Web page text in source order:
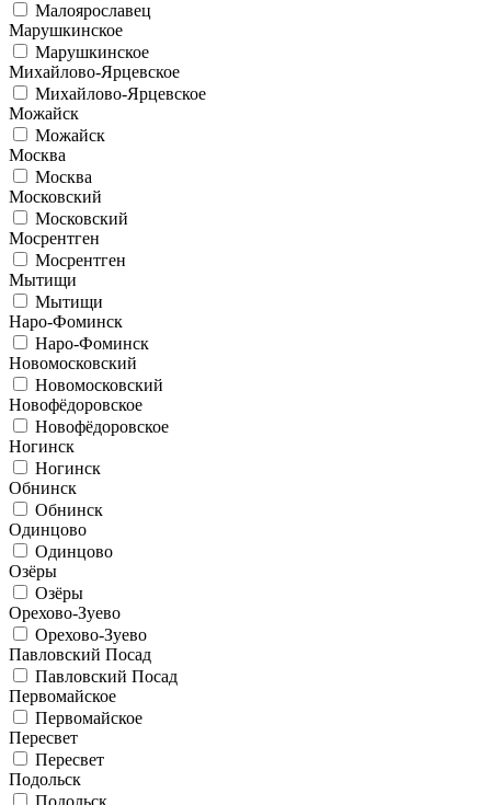
Малоярославец
Марушкинское
Марушкинское
Михайлово-Ярцевское
Михайлово-Ярцевское
Можайск
Можайск
Москва
Москва
Московский
Московский
Мосрентген
Мосрентген
Мытищи
Мытищи
Наро-Фоминск
Наро-Фоминск
Новомосковский
Новомосковский
Новофёдоровское
Новофёдоровское
Ногинск
Ногинск
Обнинск
Обнинск
Одинцово
Одинцово
Озёры
Озёры
Орехово-Зуево
Орехово-Зуево
Павловский Посад
Павловский Посад
Первомайское
Первомайское
Пересвет
Пересвет
Подольск